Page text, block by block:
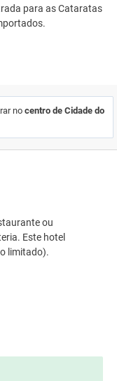
para as Cataratas
no centro de Cidade do
ou
Este hotel
limitado).